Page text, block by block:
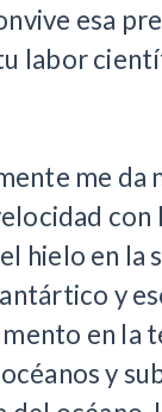
esa
labor
me da
con
hielo en la
y
en la
y